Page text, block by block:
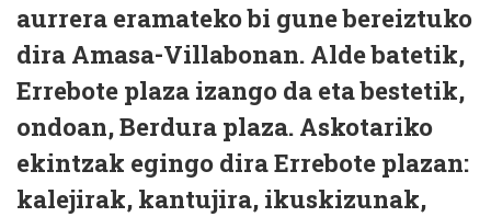
aurrera eramateko bi gune bereiztuko
dira Amasa-Villabonan. Alde batetik,
Errebote plaza izango da eta bestetik,
ondoan, Berdura plaza. Askotariko
ekintzak egingo dira Errebote plazan:
kalejirak, kantujira, ikuskizunak,